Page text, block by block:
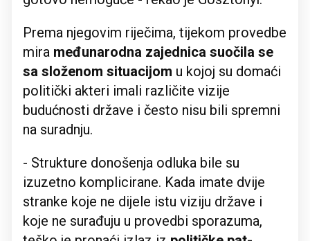
Prema njegovim riječima, tijekom provedbe
mira međunarodna zajednica suočila se
sa složenom situacijom u kojoj su domaći
politički akteri imali različite vizije
budućnosti države i često nisu bili spremni
na suradnju.
- Strukture donošenja odluka bile su
izuzetno komplicirane. Kada imate dvije
stranke koje ne dijele istu viziju države i
koje ne surađuju u provedbi sporazuma,